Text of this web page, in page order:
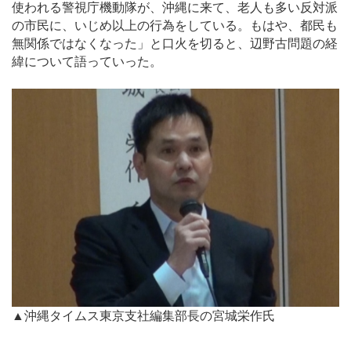
使われる警視庁機動隊が、沖縄に来て、老人も多い反対派
の市民に、いじめ以上の行為をしている。もはや、都民も
無関係ではなくなった」と口火を切ると、辺野古問題の経
緯について語っていった。
▲沖縄タイムス東京支社編集部長の宮城栄作氏